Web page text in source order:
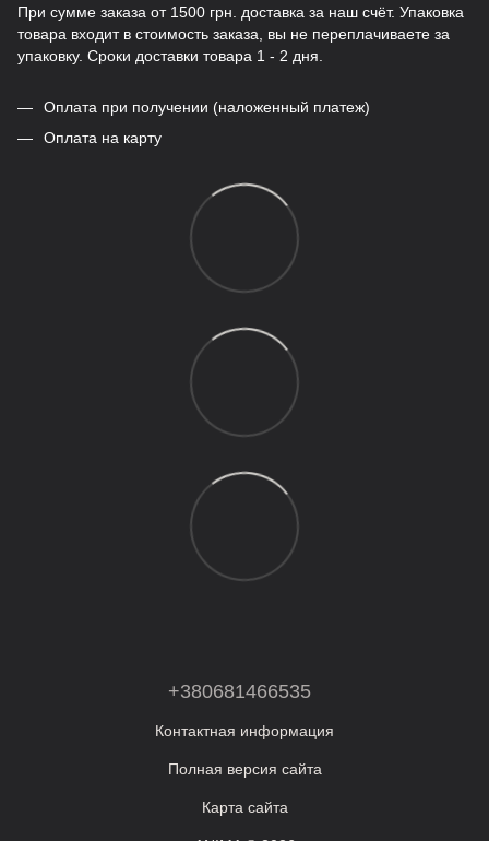
При сумме заказа от 1500 грн. доставка за наш счёт. Упаковка
товара входит в стоимость заказа, вы не переплачиваете за
упаковку. Сроки доставки товара 1 - 2 дня.
Оплата при получении (наложенный платеж)
Оплата на карту
+380681466535
Контактная информация
Полная версия сайта
Карта сайта